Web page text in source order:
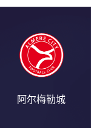
阿尔梅勒城